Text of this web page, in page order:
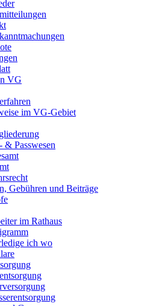
VG
im VG-Gebiet
& Passwesen
Gebühren und Beiträge
im Rathaus
ich wo